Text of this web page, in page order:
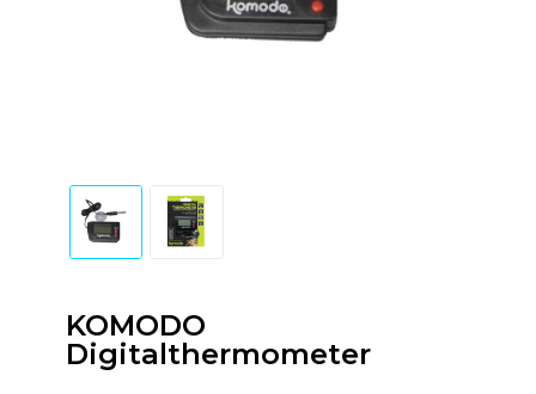
KOMODO
Digitalthermometer